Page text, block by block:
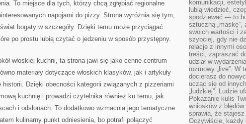
To miejsce dla tych, którzy chcą zgłębiać regionalne
napojami do pizzy. Strona wyróżnia się tym,
bogaty w szczegóły. Dzięki temu może przyciągać
po prostu lubią czytać o jedzeniu w sposób przystępny.
włoskiej kuchni, ta strona jawi się jako cenne centrum
materiały dotyczące włoskich klasyków, jak i artykuły
Dzięki obecności kategorii związanych z pizzeriami
kuchnię i prowadzi czytelnika również ku temu, jak
i odsłonach. To dodatkowo wzmacnia jego tematyczne
kulinarny punkt odniesienia, bo potrafi połączyć
komunikacji,
lubią wiedzieć,
spodziewać — to
sztuczną
swoich wartości i
szybciej, gdy nie
relacje z innymi
treści, zapraszać
udział w
rozmowy „live”. W
docierasz do
ucząc się od
„ludzkiej”. Ludzie
Pokazanie kulis
wniosków z
sprawia, że
Oczywiście, każdy